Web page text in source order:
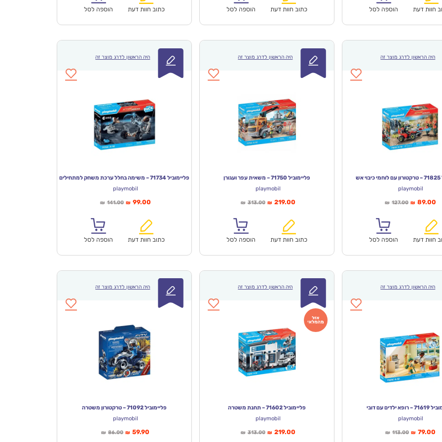
חוות דעת
הוספה לסל
כתוב חוות דעת
הוספה לסל
כתוב חוות דעת
הוספה לסל
היה הראשון לדרג מוצר זה
playmobil
₪ 127.00המחיר
₪127.00.
₪ 89.00
חוות דעת הוספה לסל
היה הראשון לדרג מוצר זה
פליימוביל 71750 – משאית עפר ועגורן
playmobil
₪ 313.00המחיר
₪313.00.
₪ 219.00המחיר
כתוב חוות דעת
הוספה לסל
היה הראשון לדרג מוצר זה
פליימוביל 71734 – משימה בחלל ערכת משחק למתחילים
playmobil
₪ 141.00המחיר
₪141.00.
₪ 99.00המחיר
הוא:
כתוב חוות דעת
הוספה לסל
היה הראשון לדרג מוצר זה
ילדים עם דובי
playmobil
₪ 113.00המחיר
₪ 79.00
היה הראשון לדרג מוצר זה
פליימוביל 71602 – תחנת משטרה
playmobil
₪ 313.00המחיר
₪ 219.00המחיר
היה הראשון לדרג מוצר זה
פליימוביל 71092 – טרקטורון משטרה
playmobil
₪ 86.00המחיר
₪ 59.90